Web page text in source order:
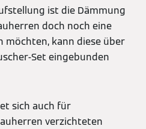
ist die Dämmung
doch noch eine
möchten, kann diese über
Set eingebunden
sich auch für
verzichteten